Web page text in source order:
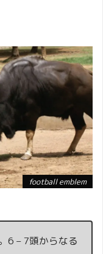
football emblem
6 – 7頭からなる